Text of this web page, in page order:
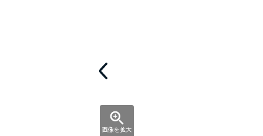
画像を拡大